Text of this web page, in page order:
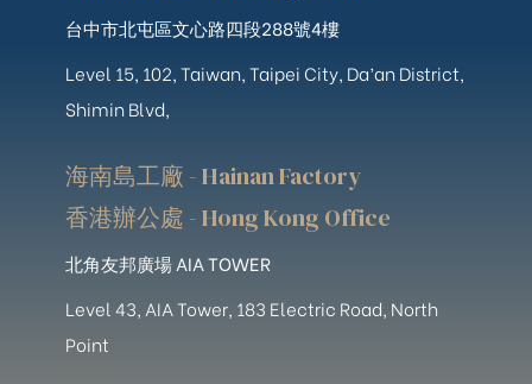
台中市北屯區文心路四段288號4樓
Level 15, 102, Taiwan, Taipei City, Da’an District,
Shimin Blvd,
海南島工廠 - Hainan Factory
香港辦公處 - Hong Kong Office
北角友邦廣場 AIA TOWER
Level 43, AIA Tower, 183 Electric Road, North
Point